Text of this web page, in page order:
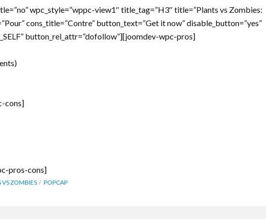
wpc_style=”wppc-view1″ title_tag=”H3″ title=”Plants vs Zombies:
cons_title=”Contre” button_text=”Get it now” disable_button=”yes”
button_rel_attr=”dofollow”][joomdev-wpc-pros]
cons]
pros-cons]
VS ZOMBIES POPCAP